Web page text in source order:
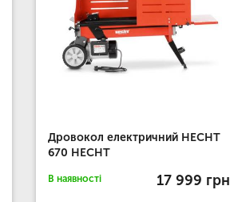
Дровокол електричний HECHT
670 HECHT
В наявності 17 999 грн